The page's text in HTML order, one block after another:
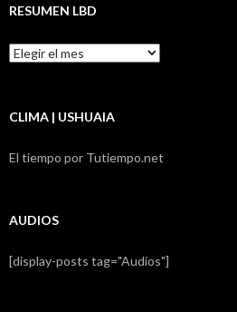
RESUMEN LBD
Resumen
LBD
CLIMA | USHUAIA
El tiempo por Tutiempo.net
AUDIOS
[display-posts tag="Audios"]